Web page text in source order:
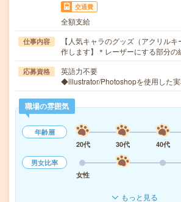
交通費
全額支給
仕事内容
【人気キャラのグッズ（アクリル
作します】＊レーザーにする部分
応募資格
英語力不要
◆illustrator/Photoshopを使用した
職場の雰囲気
年齢層
20代
30代 40代
男女比率
女性
もっと見る